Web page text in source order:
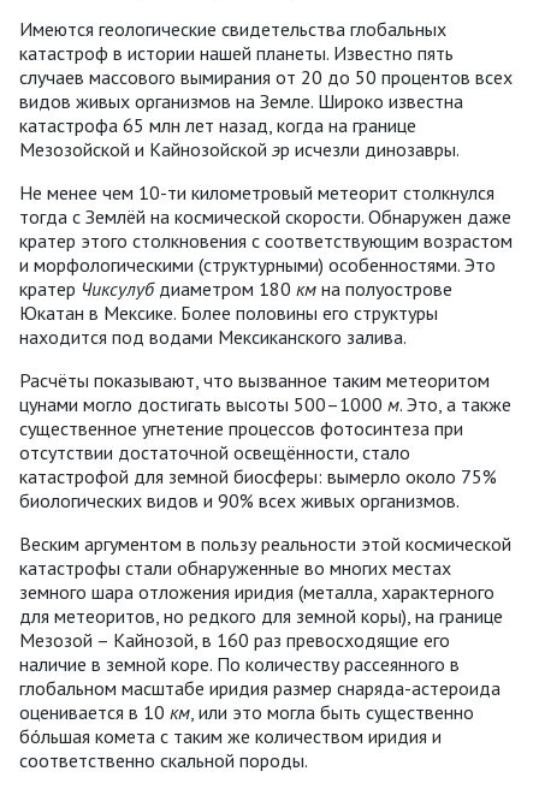
Имеются геологические свидетельства глобальных
катастроф в истории нашей планеты. Известно пять
случаев массового вымирания от 20 до 50 процентов всех
видов живых организмов на Земле. Широко известна
катастрофа 65 млн лет назад, когда на границе
Мезозойской и Кайнозойской эр исчезли динозавры.
Не менее чем 10-ти километровый метеорит столкнулся
тогда с Землёй на космической скорости. Обнаружен даже
кратер этого столкновения с соответствующим возрастом
и морфологическими (структурными) особенностями. Это
кратер Чиксулубдиаметром 180 км на полуострове
Юкатан в Мексике. Более половины его структуры
находится под водами Мексиканского залива.
Расчёты показывают, что вызванное таким метеоритом
цунами могло достигать высоты 500–1000 м. Это, а также
существенное угнетение процессов фотосинтеза при
отсутствии достаточной освещённости, стало
катастрофой для земной биосферы: вымерло около 75%
биологических видов и 90% всех живых организмов.
Веским аргументом в пользу реальности этой космической
катастрофы стали обнаруженные во многих местах
земного шара отложения иридия (металла, характерного
для метеоритов, но редкого для земной коры), на границе
Мезозой – Кайнозой, в 160 раз превосходящие его
наличие в земной коре. По количеству рассеянного в
глобальном масштабе иридия размер снаряда-астероида
оценивается в 10 км , или это могла быть существенно
бóльшая комета с таким же количеством иридия и
соответственно скальной породы.